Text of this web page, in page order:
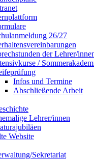
26/27
der Lehrer/
/
Infos und Termine
Abschließende Arbeit
Lehrer/innen
Website
Sekretariat